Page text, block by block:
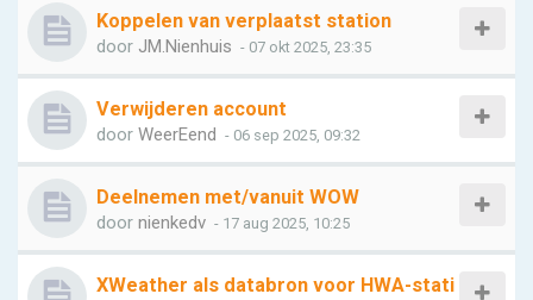
Koppelen van verplaatst station
door JM.Nienhuis - 07 okt 2025, 23:35
Verwijderen account
door WeerEend - 06 sep 2025, 09:32
Deelnemen met/vanuit WOW
door nienkedv - 17 aug 2025, 10:25
XWeather als databron voor HWA-stati